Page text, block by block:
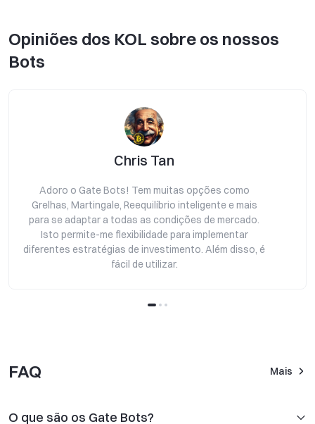
Opiniões dos KOL sobre os nossos
Bots
Chris Tan
Adoro o Gate Bots! Tem muitas opções como
Grelhas, Martingale, Reequilíbrio inteligente e mais
para se adaptar a todas as condições de mercado.
Isto permite-me flexibilidade para implementar
diferentes estratégias de investimento. Além disso, é
fácil de utilizar.
FAQ Mais
O que são os Gate Bots?